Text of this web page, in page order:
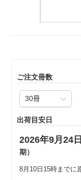
ご注文冊数
出荷目安日
2026年9月24日
期）
8月10日15時までに